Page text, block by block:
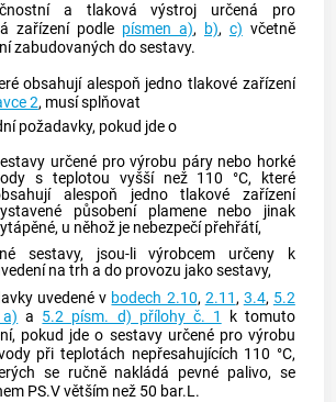
a tlaková výstroj určená pro
zařízení podle písmen a), b), c) včetně
zabudovaných do sestavy.
obsahují alespoň jedno tlakové zařízení
2, musí splňovat
požadavky, pokud jde o
určené pro výrobu páry nebo horké
s teplotou vyšší než 110 °C, které
alespoň jedno tlakové zařízení
působení plamene nebo jinak
u něhož je nebezpečí přehřátí,
sestavy, jsou-livýrobcem určeny k
na trh a do provozu jako sestavy,
uvedené v bodech 2.10, 2.11, 3.4, 5.2
a 5.2 písm. d) přílohy č. 1
k tomuto
pokud jde o sestavy určené pro výrobu
při teplotách nepřesahujících 110 °C,
se ručně nakládá pevné palivo, se
PS.V větším než 50 bar.L.